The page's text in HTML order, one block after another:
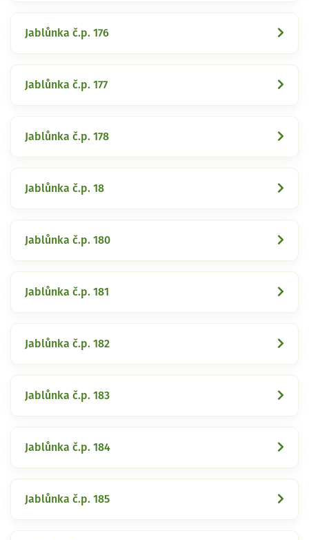
Jablůnka č.p. 176
Jablůnka č.p. 177
Jablůnka č.p. 178
Jablůnka č.p. 18
Jablůnka č.p. 180
Jablůnka č.p. 181
Jablůnka č.p. 182
Jablůnka č.p. 183
Jablůnka č.p. 184
Jablůnka č.p. 185